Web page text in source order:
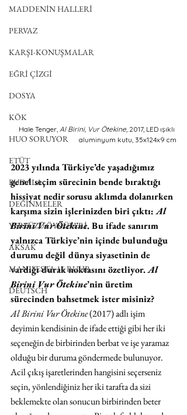
MADDENİN HALLERİ
PERVAZ
KARŞI-KONUŞMALAR
EĞRİ ÇİZGİ
DOSYA
KÖK
HUO SORUYOR
ETÜT
BUDALA
DEĞİNMELER
YERYÜZÜ ÖYKÜLERİ
AKSAK
MANIFESTA 16 RUHR
DEUTSCH
Hale Tenger, Al Birini, Vur Ötekine, 2017, LED ışıklı
aluminyum kutu, 35x124x9 cm
2023 yılında Türkiye’de yaşadığımız
genel seçim sürecinin bende bıraktığı
hissiyat nedir sorusu aklımda dolanırken
karşıma sizin işlerinizden biri çıktı: Al
Birini Vur Ötekine. Bu ifade sanırım
yalnızca Türkiye’nin içinde bulunduğu
durumu değil dünya siyasetinin de
vardığı durak noktasını özetliyor. Al
Birini Vur Ötekine’nin üretim
sürecinden bahsetmek ister misiniz?
Al Birini Vur Ötekine (2017) adlı işim
deyimin kendisinin de ifade ettiği gibi her iki
seçeneğin de birbirinden berbat ve işe yaramaz
olduğu bir duruma göndermede bulunuyor.
Acil çıkış işaretlerinden hangisini seçerseniz
seçin, yönlendiğiniz her iki tarafta da sizi
beklemekte olan sonucun birbirinden beter